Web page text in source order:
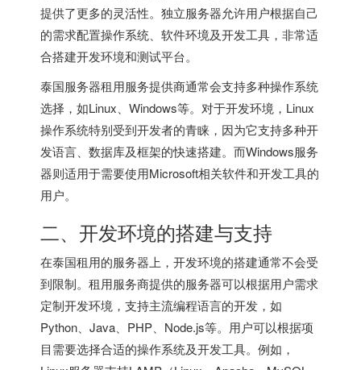
提供了更多的灵活性。独立服务器允许用户根据自己
的需求配置操作系统、软件环境及开发工具，非常适
合搭建开发环境和测试平台。
泰国服务器租用服务提供商通常会支持多种操作系统
选择，如Linux、Windows等。对于开发环境，Linux
操作系统特别受到开发者的青睐，因为它支持多种开
发语言、数据库及框架的快速搭建。而Windows服务
器则适用于需要使用Microsoft相关软件和开发工具的
用户。
二、开发环境的搭建与支持
在泰国租用的服务器上，开发环境的搭建通常不会受
到限制。租用服务商提供的服务器可以根据用户需求
定制开发环境，支持主流编程语言的开发，如
Python、Java、PHP、Node.js等。用户可以根据项
目需要选择合适的操作系统及开发工具。例如，